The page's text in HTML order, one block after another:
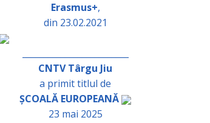
Erasmus+,
din 23.02.2021
CNTV Târgu Jiu
a primit titlul de
ȘCOALĂ EUROPEANĂ
23 mai 2025